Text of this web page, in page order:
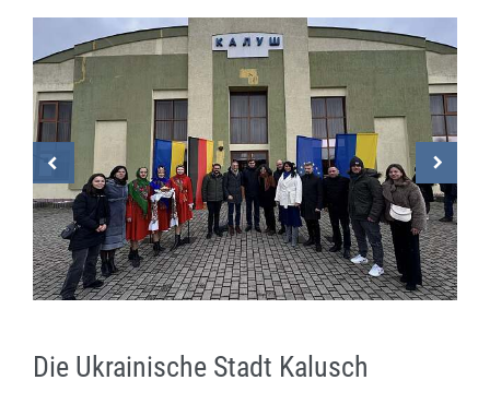
Die Ukrainische Stadt Kalusch